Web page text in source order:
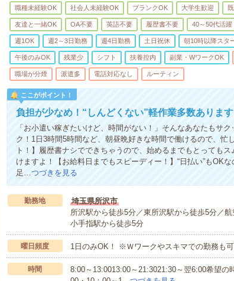
職種未経験OK 社会人未経験OK ブランクOK 大学生歓迎
友達と一緒OK OA不要 英語不要 履歴書不要 40～50代活躍
週1OK 週2～3日勤務 週4日勤務 土日祝休 朝10時以降スタ
午後のみOK 残業少 シフト 扶養控内 副業・WワークOK
職場が分煙 派遣多 電話対応なし ルーティン
ここがポイント！
負担が少なめ！“しんどくない”軽作業多数あります
「お小遣い稼ぎたいけど、時間がない！」そんなあなたもサ
ク！1日3時間5時間など、朝昼晩好きな時間で働けるので、忙
ト！】履歴書ナシでできちゃうので、始めるまでもとっても
けますよ！【お給料日までもスピーディー！】“日払い”もOK
足…つづきを見る
勤務地
埼玉県所沢市
所沢駅から徒歩5分／東所沢駅から徒歩5分／
小手指駅から徒歩5分
曜日頻度 1日のみOK！ ※Ｗワークやスキマでの勤務も可
時間
8:00～13:0013:00～21:3021:30～翌6:00希望の